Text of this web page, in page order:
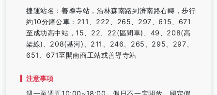
捷運站名：善導寺站，沿林森南路到濟南路右轉，步行
約10分鐘公車：211、222、265、297、615、671
至成功高中站，15、22、22(區間車)、49、208(高
架線)、208(基河)、211、246、265、295、297、
651、671至開南商工站或善導寺站
注意事項
週一至週五10:00~18:00，假日不一定開放，國定假